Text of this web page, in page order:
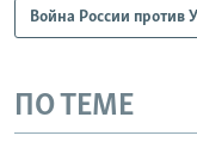
Война России против
ПО ТЕМЕ